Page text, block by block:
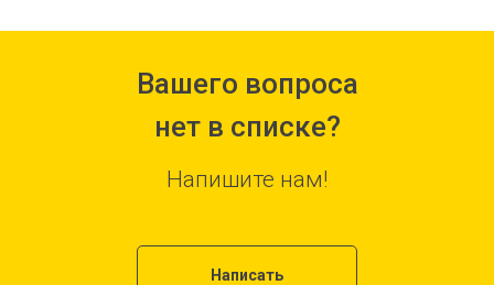
Вашего вопроса
нет в списке?
Напишите нам!
Написать